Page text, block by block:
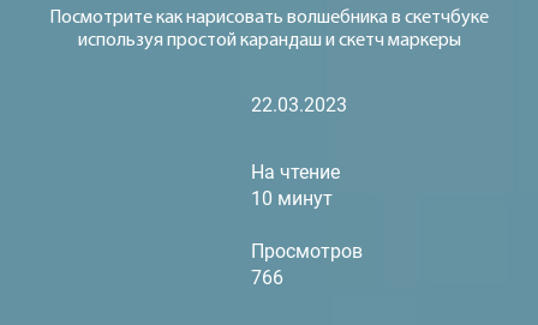
Посмотрите как нарисовать волшебника в скетчбуке
используя простой карандаш и скетч маркеры
22.03.2023
На чтение
10 минут
Просмотров
766